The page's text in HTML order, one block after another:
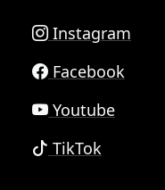
Instagram
Facebook
Youtube
TikTok